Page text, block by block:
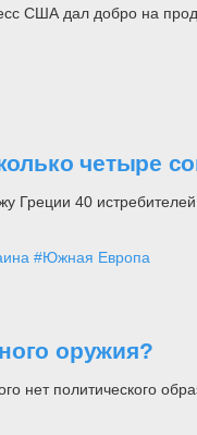
США дал добро на
четыре
Греции 40
#Южная Европа
оружия?
нет политического